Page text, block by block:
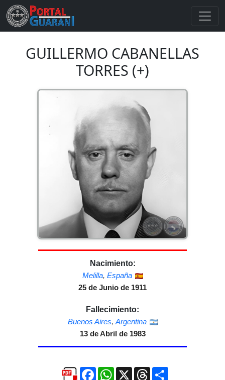
GUILLERMO CABANELLAS
TORRES (+)
Nacimiento:
Melilla, España
25 de Junio de 1911
Fallecimiento:
Buenos Aires, Argentina
13 de Abril de 1983
FacebookWhatsApp
X ThreadsCompartir